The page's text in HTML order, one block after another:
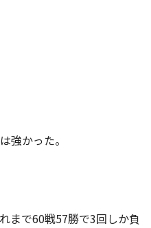
強かった。
まで60戦57勝で3回しか負